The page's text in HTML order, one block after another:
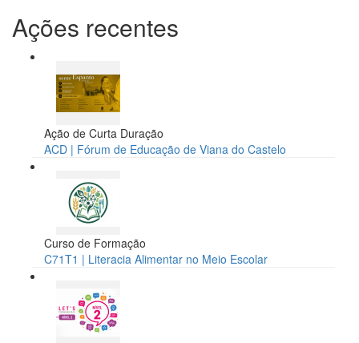
Ações recentes
Ação de Curta Duração
ACD | Fórum de Educação de Viana do Castelo
Curso de Formação
C71T1 | Literacia Alimentar no Meio Escolar